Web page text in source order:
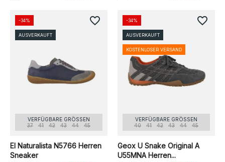
VERFÜGBARE GRÖSSEN
37
41 42 43 44 45
El Naturalista N5766 Herren
Sneaker
-34%
AUSVERKAUFT
favorite_border
VERFÜGBARE GRÖSSEN
40
41 42 43 44 45
Geox U Snake Original A
U55MNA Herren...
-34%
AUSVERKAUFT
KOSTENLOSER VERSAND
favorite_border